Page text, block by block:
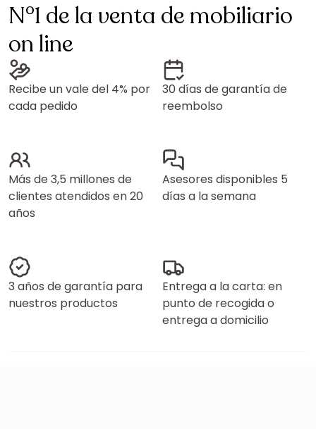
N°1 de la venta de mobiliario
on line
Recibe un vale del 4% por
cada pedido
30 días de garantía de
reembolso
Más de 3,5 millones de
clientes atendidos en 20
años
Asesores disponibles 5
días a la semana
3 años de garantía para
nuestros productos
Entrega a la carta: en
punto de recogida o
entrega a domicilio